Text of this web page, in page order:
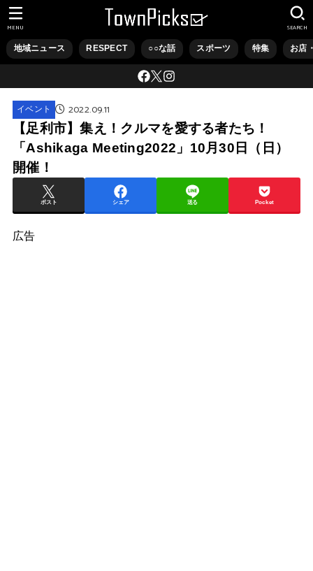
地域ニュース RESPECT ○○な話 スポーツ 特集 お店
SEARCH
MENU
イベント 2022.09.11
【足利市】集え！クルマを愛する者たち！
「Ashikaga Meeting2022」10月30日（日）
開催！
ポスト シェア 送る Pocket
広告